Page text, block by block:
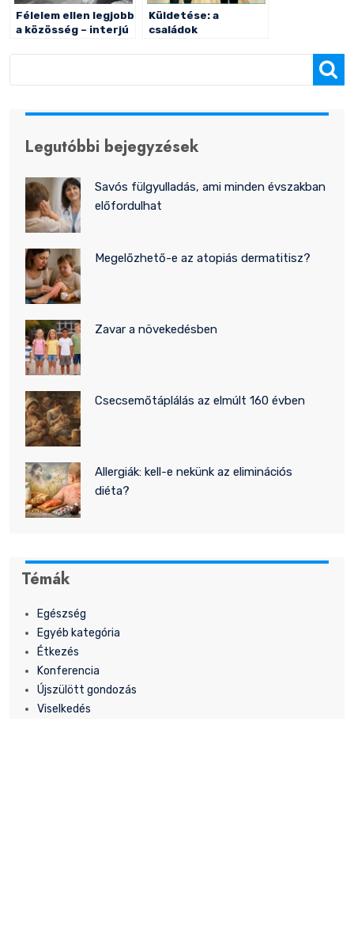
Félelem ellen legjobb
a közösség – interjú
Küldetése: a
családok
Legutóbbi bejegyzések
Savós fülgyulladás, ami minden évszakban
előfordulhat
Megelőzhető-e az atopiás dermatitisz?
Zavar a növekedésben
Csecsemőtáplálás az elmúlt 160 évben
Allergiák: kell-e nekünk az eliminációs
diéta?
Témák
Egészség
Egyéb kategória
Étkezés
Konferencia
Újszülött gondozás
Viselkedés